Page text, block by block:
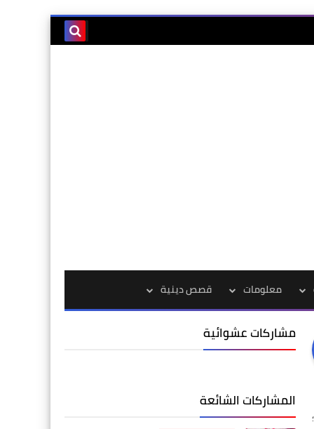
معلومات قصص دينية
مشاركات عشوائية
المشاركات الشائعة